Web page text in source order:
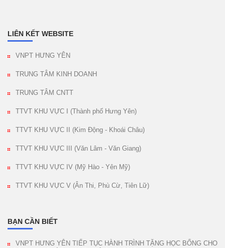
LIÊN KẾT WEBSITE
VNPT HƯNG YÊN
TRUNG TÂM KINH DOANH
TRUNG TÂM CNTT
TTVT KHU VỰC I (Thành phố Hưng Yên)
TTVT KHU VỰC II (Kim Động - Khoái Châu)
TTVT KHU VỰC III (Văn Lâm - Văn Giang)
TTVT KHU VỰC IV (Mỹ Hào - Yên Mỹ)
TTVT KHU VỰC V (Ân Thi, Phù Cừ, Tiên Lữ)
BẠN CẦN BIẾT
VNPT HƯNG YÊN TIẾP TỤC HÀNH TRÌNH TẶNG HỌC BỔNG CHO